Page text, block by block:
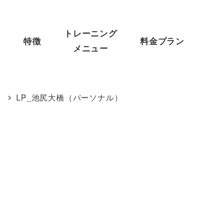
特徴
トレーニング
メニュー
料金プラン
LP_池尻大橋（パーソナル）